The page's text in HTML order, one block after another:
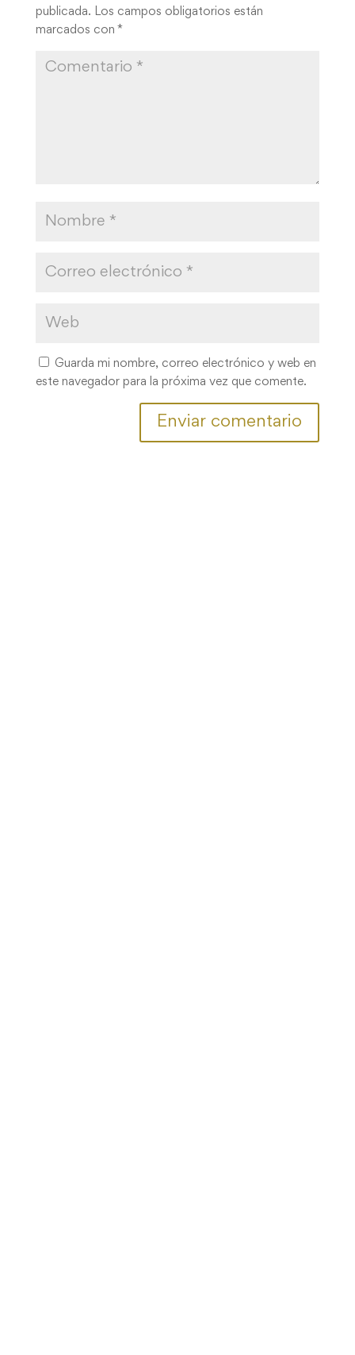
publicada. Los campos obligatorios están
marcados con *
Guarda mi nombre, correo electrónico y web en
este navegador para la próxima vez que comente.